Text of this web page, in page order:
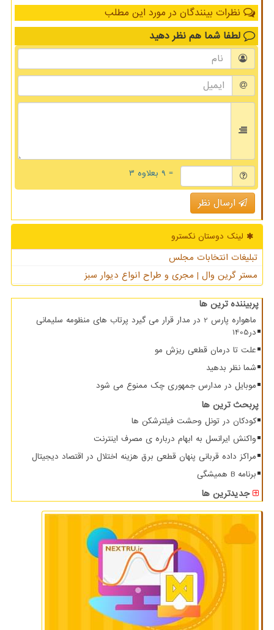
نظرات بینندگان در مورد این مطلب
لطفا شما هم نظر دهید
= ۹ بعلاوه ۳
ارسال نظر
لینک دوستان نكسترو
تبلیغات انتخابات مجلس
مستر گرین وال | مجری و طراح انواع دیوار سبز
پربیننده ترین ها
ماهواره پارس 2 در مدار قرار می گیرد پرتاب های منظومه سلیمانی
در1405
علت تا درمان قطعی ریزش مو
شما نظر بدهید
موبایل در مدارس جمهوری چک ممنوع می شود
پربحث ترین ها
کودکان در تونل وحشت فیلترشکن ها
واکنش ایرانسل به ابهام درباره ی مصرف اینترنت
مراکز داده قربانی پنهان قطعی برق هزینه اختلال در اقتصاد دیجیتال
برنامه B همیشگی
جدیدترین ها